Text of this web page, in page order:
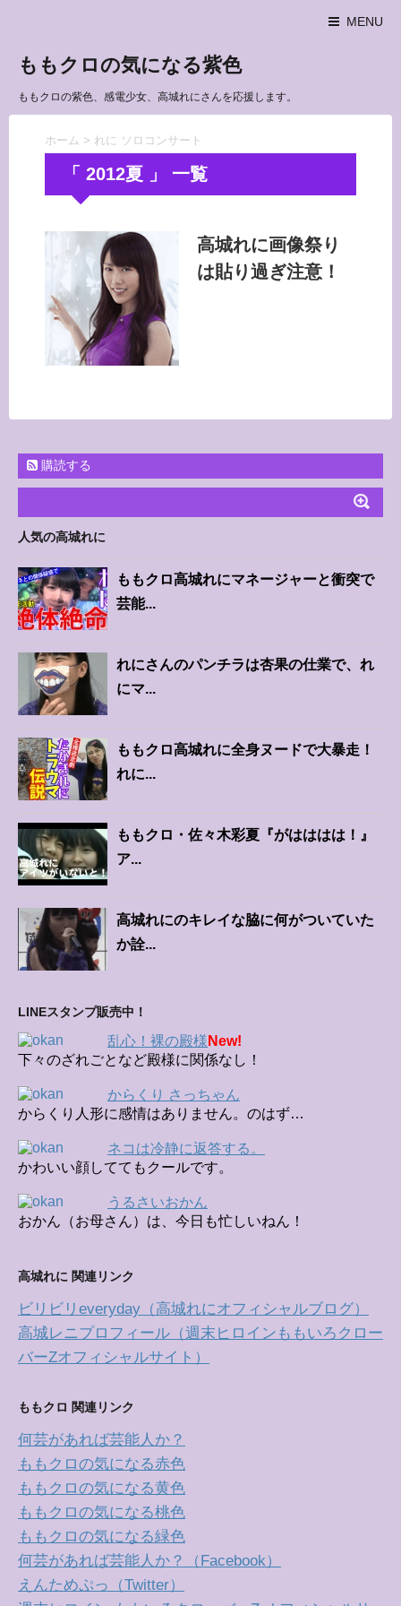
MENU
ももクロの気になる紫色
ももクロの紫色、感電少女、高城れにさんを応援します。
ホーム > れに ソロコンサート
「 2012夏 」 一覧
高城れに画像祭り
は貼り過ぎ注意！
購読する
人気の高城れに
ももクロ高城れにマネージャーと衝突で
芸能...
れにさんのパンチラは杏果の仕業で、れ
にマ...
ももクロ高城れに全身ヌードで大暴走！
れに...
ももクロ・佐々木彩夏『がはははは！』
ア...
高城れにのキレイな脇に何がついていた
か詮...
LINEスタンプ販売中！
乱心！裸の殿様 New!
下々のざれごとなど殿様に関係なし！
からくり さっちゃん
からくり人形に感情はありません。のはず…
ネコは冷静に返答する。
かわいい顔しててもクールです。
うるさいおかん
おかん（お母さん）は、今日も忙しいねん！
高城れに 関連リンク
ビリビリeveryday（高城れにオフィシャルブログ）
高城レニプロフィール（週末ヒロインももいろクロー
バーZオフィシャルサイト）
ももクロ 関連リンク
何芸があれば芸能人か？
ももクロの気になる赤色
ももクロの気になる黄色
ももクロの気になる桃色
ももクロの気になる緑色
何芸があれば芸能人か？（Facebook）
えんためぷっ（Twitter）